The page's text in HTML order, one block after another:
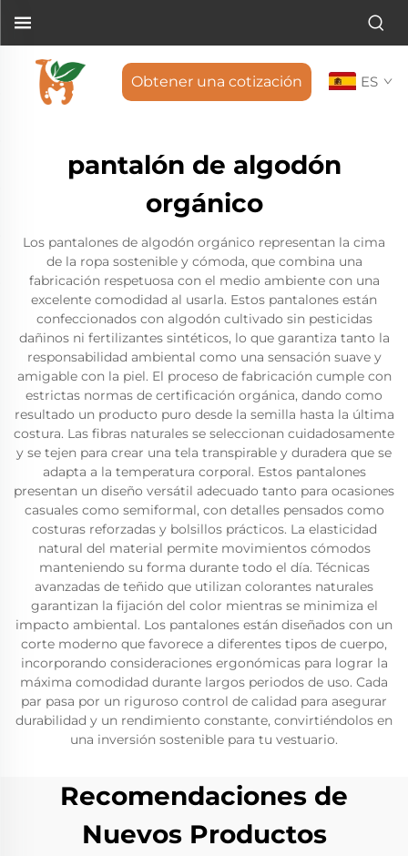
Obtener una cotización ES
pantalón de algodón
orgánico
Los pantalones de algodón orgánico representan la cima
de la ropa sostenible y cómoda, que combina una
fabricación respetuosa con el medio ambiente con una
excelente comodidad al usarla. Estos pantalones están
confeccionados con algodón cultivado sin pesticidas
dañinos ni fertilizantes sintéticos, lo que garantiza tanto la
responsabilidad ambiental como una sensación suave y
amigable con la piel. El proceso de fabricación cumple con
estrictas normas de certificación orgánica, dando como
resultado un producto puro desde la semilla hasta la última
costura. Las fibras naturales se seleccionan cuidadosamente
y se tejen para crear una tela transpirable y duradera que se
adapta a la temperatura corporal. Estos pantalones
presentan un diseño versátil adecuado tanto para ocasiones
casuales como semiformal, con detalles pensados como
costuras reforzadas y bolsillos prácticos. La elasticidad
natural del material permite movimientos cómodos
manteniendo su forma durante todo el día. Técnicas
avanzadas de teñido que utilizan colorantes naturales
garantizan la fijación del color mientras se minimiza el
impacto ambiental. Los pantalones están diseñados con un
corte moderno que favorece a diferentes tipos de cuerpo,
incorporando consideraciones ergonómicas para lograr la
máxima comodidad durante largos periodos de uso. Cada
par pasa por un riguroso control de calidad para asegurar
durabilidad y un rendimiento constante, convirtiéndolos en
una inversión sostenible para tu vestuario.
Recomendaciones de
Nuevos Productos